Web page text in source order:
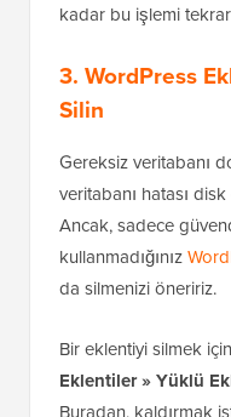
kadar bu işlemi
3. WordPress
Silin
Gereksiz veritabanı
veritabanı hatası
Ancak, sadece
kullanmadığınız
da silmenizi öneririz.
Bir eklentiyi silmek
Eklentiler » Yüklü